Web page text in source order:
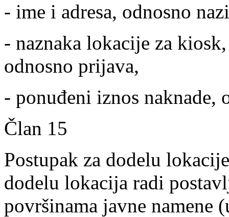
- ime i adresa, odnosno
- naznaka lokacije za
odnosno prijava,
- ponuđeni iznos naknade,
Član 15
Postupak za dodelu
dodelu lokacija radi
površinama javne